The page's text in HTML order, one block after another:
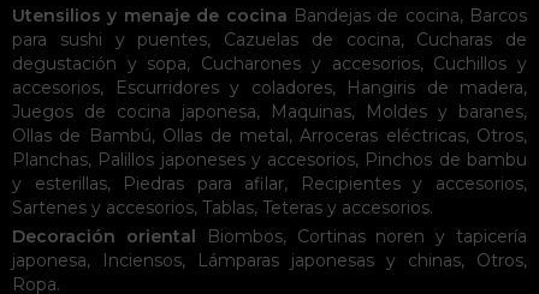
Utensilios y menaje de cocina Bandejas de cocina, Barcos
para sushi y puentes, Cazuelas de cocina, Cucharas de
degustación y sopa, Cucharones y accesorios, Cuchillos y
accesorios, Escurridores y coladores, Hangiris de madera,
Juegos de cocina japonesa, Maquinas, Moldes y baranes,
Ollas de Bambú, Ollas de metal,Arroceras eléctricas, Otros,
Planchas, Palillos japoneses y accesorios, Pinchos de bambu
y esterillas, Piedras para afilar, Recipientes y accesorios,
Sartenes y accesorios, Tablas, Teteras y accesorios.
Decoración oriental
Biombos, Cortinas noren y tapicería
japonesa, Inciensos, Lámparas japonesas y chinas, Otros,
Ropa.